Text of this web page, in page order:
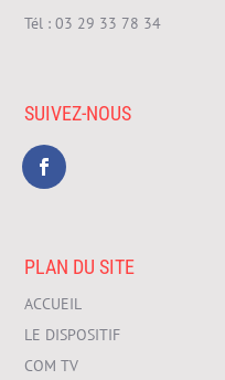
Tél :03 29 33 78 34
SUIVEZ-NOUS
PLAN DU SITE
ACCUEIL
LE DISPOSITIF
COM TV